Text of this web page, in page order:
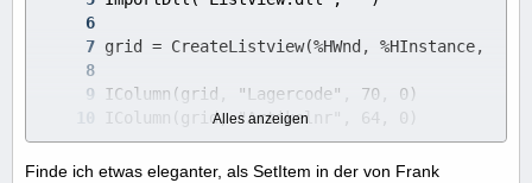
Alles anzeigen
Finde ich etwas eleganter, als SetItem in der von Frank